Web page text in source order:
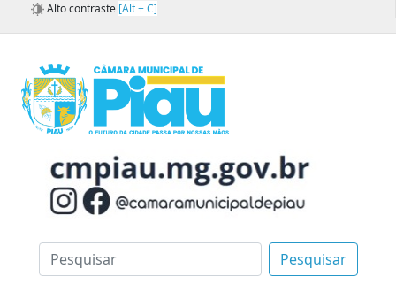
Alto contraste [Alt + C]
Pesquisar